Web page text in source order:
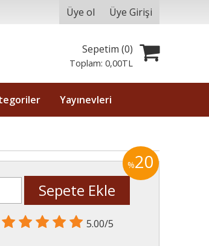
Üye ol Üye Girişi
Sepetim (0)
Toplam:0,00TL
Yayınevleri
%20
Sepete Ekle
5.00/5